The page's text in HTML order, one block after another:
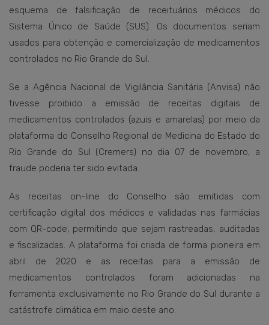
esquema de falsificação de receituários médicos do
Sistema Único de Saúde (SUS). Os documentos seriam
usados para obtenção e comercialização de medicamentos
controlados no Rio Grande do Sul.
Se a Agência Nacional de Vigilância Sanitária (Anvisa) não
tivesse proibido a emissão de receitas digitais de
medicamentos controlados (azuis e amarelas) por meio da
plataforma do Conselho Regional de Medicina do Estado do
Rio Grande do Sul (Cremers) no dia 07 de novembro, a
fraude poderia ter sido evitada.
As receitas on-line do Conselho são emitidas com
certificação digital dos médicos e validadas nas farmácias
com QR-code, permitindo que sejam rastreadas, auditadas
e fiscalizadas. A plataforma foi criada de forma pioneira em
abril de 2020 e as receitas para a emissão de
medicamentos controlados foram adicionadas na
ferramenta exclusivamente no Rio Grande do Sul durante a
catástrofe climática em maio deste ano.